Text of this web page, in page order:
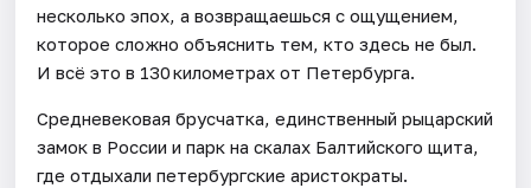
несколько эпох, а возвращаешься с ощущением,
которое сложно объяснить тем, кто здесь не был.
И всё это в 130 километрах от Петербурга.
Средневековая брусчатка, единственный рыцарский
замок в России и парк на скалах Балтийского щита,
где отдыхали петербургские аристократы.